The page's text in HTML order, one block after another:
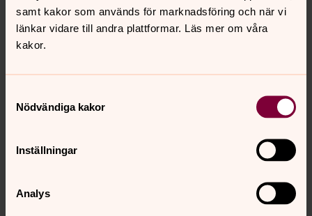
samt kakor som används för marknadsföring och när vi
länkar vidare till andra plattformar. Läs mer om våra
kakor.
Nödvändiga kakor
Inställningar
Analys
Diakon, Nederluleå församling